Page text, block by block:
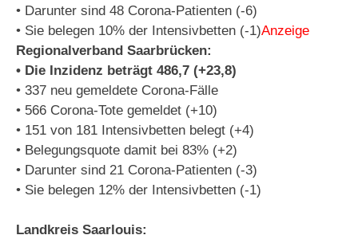
• Darunter sind 48 Corona-Patienten (-6)
• Sie belegen 10% der Intensivbetten (-1)Anzeige
Regionalverband Saarbrücken:
• Die Inzidenz beträgt 486,7 (+23,8)
• 337 neu gemeldete Corona-Fälle
• 566 Corona-Tote gemeldet (+10)
• 151 von 181 Intensivbetten belegt (+4)
• Belegungsquote damit bei 83% (+2)
• Darunter sind 21 Corona-Patienten (-3)
• Sie belegen 12% der Intensivbetten (-1)
Landkreis Saarlouis: